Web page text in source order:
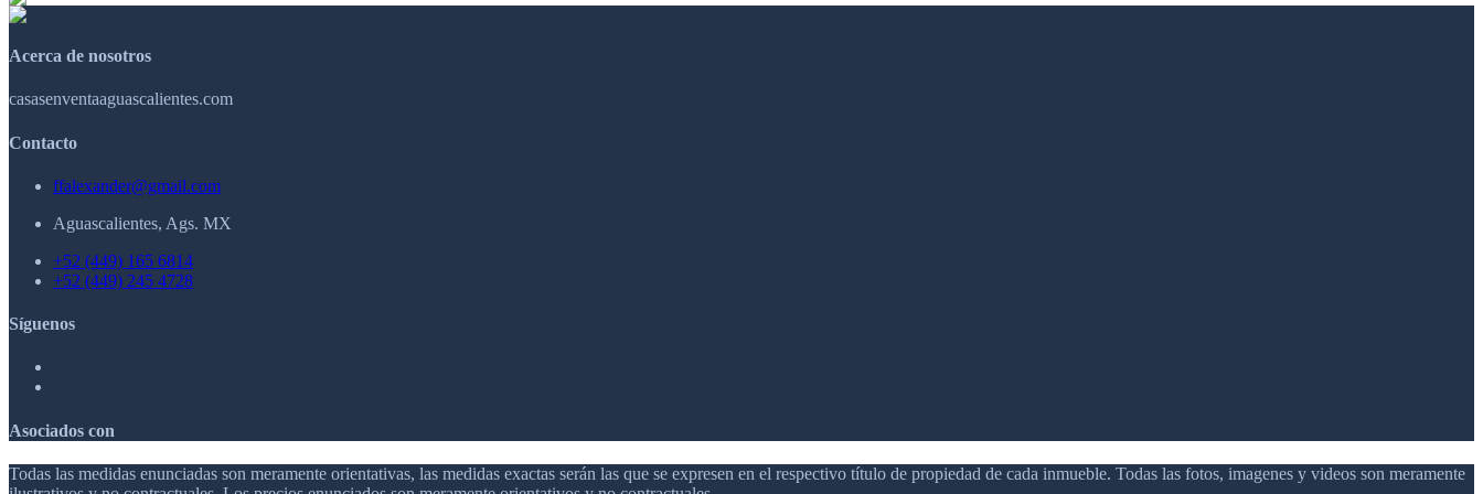
Acerca de nosotros
casasenventaaguascalientes.com
Contacto
ffalexander@gmail.com
Aguascalientes, Ags. MX
+52 (449) 165 6814
+52 (449) 245 4728
Síguenos
Asociados con
Todas las medidas enunciadas son meramente orientativas, las medidas exactas serán las que se expresen en el respectivo título de propiedad de cada inmueble. Todas las fotos, imagenes y videos son meramente